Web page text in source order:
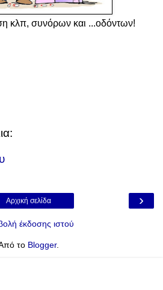
κλπ, συνόρων και ...οδόντων!
›
Αρχική σελίδα
έκδοσης ιστού
το Blogger.